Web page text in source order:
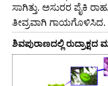
ಸಾಗಿತ್ತು. ಅಸುರರ ಪೈಕಿ
ತೀವ್ರವಾಗಿ
ಶಿವಪುರಾಣದಲ್ಲಿ